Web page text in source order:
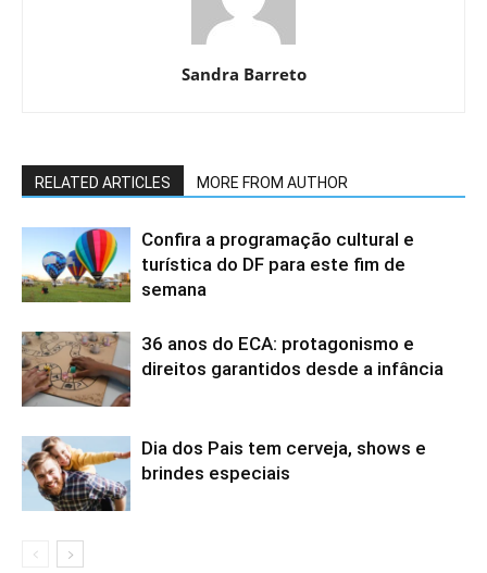
Sandra Barreto
RELATED ARTICLES MORE FROM AUTHOR
Confira a programação cultural e
turística do DF para este fim de
semana
36 anos do ECA: protagonismo e
direitos garantidos desde a infância
Dia dos Pais tem cerveja, shows e
brindes especiais